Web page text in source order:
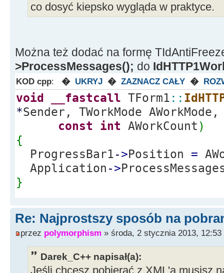
co dosyć kiepsko wygląda w praktyce.
Można też dodać na formę
>ProcessMessages(); do
KOD cpp: � UKRYJ � ZAZNACZ CAŁY �
void __fastcall TForm1 ::
*Sender, TWorkMode AWorkMode,
const
int AWorkCount )
{
ProgressBar1->Position =
Application ->
}
Re: Najprostszy sposób na
przez polymorphism » środa, 2 stycznia 2013, 12:53
Darek_C++ napisał(a):